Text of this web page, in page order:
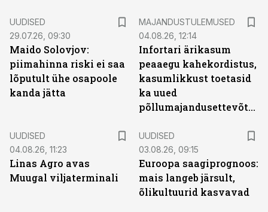
UUDISED
29.07.26, 09:30
Maido Solovjov:
piimahinna riski ei saa
lõputult ühe osapoole
kanda jätta
MAJANDUSTULEMUSED
04.08.26, 12:14
Infortari ärikasum
peaaegu kahekordistus,
kasumlikkust toetasid
ka uued
põllumajandusettevõtted
UUDISED
04.08.26, 11:23
Linas Agro avas
Muugal viljaterminali
UUDISED
03.08.26, 09:15
Euroopa saagiprognoos:
mais langeb järsult,
õlikultuurid kasvavad